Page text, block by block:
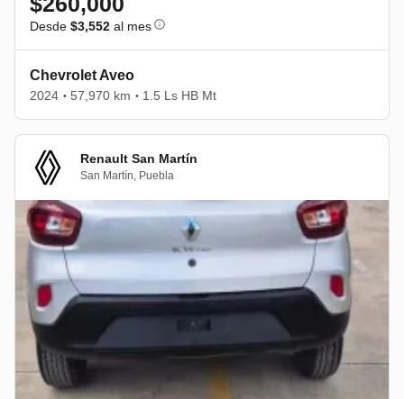
Desde $3,552 al mes
Chevrolet Aveo
2024 • 57,970 km • 1.5 Ls HB Mt
Renault San Martín
San Martín, Puebla